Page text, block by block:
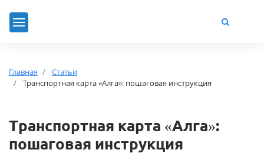
Главная
Статьи
Транспортная карта «Алга»: пошаговая инструкция
Транспортная карта «Алга»:
пошаговая инструкция